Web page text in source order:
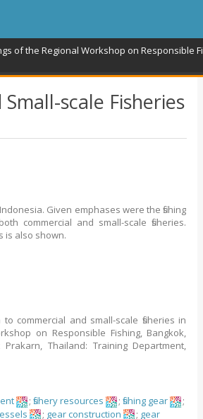
of the Regional Workshop on Responsible
scale Fisheries
Given emphases were the fishing
commercial and small-scale fisheries.
is also shown.
commercial and small-scale fisheries in
on Responsible Fishing, Bangkok,
Thailand: Training Department,
;fishery resources ;fishing gear
;
; gear construction ; gear